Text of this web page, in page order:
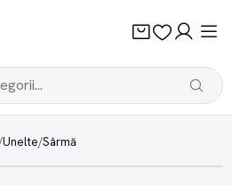
Unelte/Sârmă